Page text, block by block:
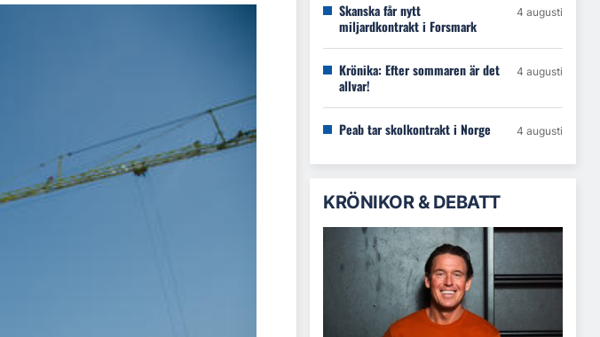
Skanska får nytt
miljardkontrakt i Forsmark
4 augusti
Krönika: Efter sommaren är det
allvar!
4 augusti
Peab tar skolkontrakt i Norge 4 augusti
KRÖNIKOR & DEBATT